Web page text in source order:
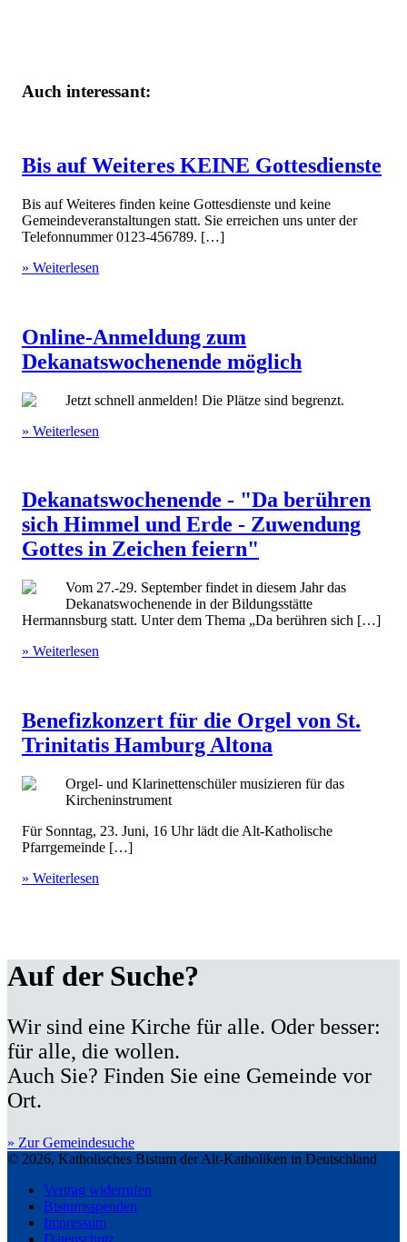
Auch interessant:
Bis auf Weiteres KEINE Gottesdienste
Bis auf Weiteres finden keine Gottesdienste und keine
Gemeindeveranstaltungen statt. Sie erreichen uns unter der
Telefonnummer 0123-456789. […]
» Weiterlesen
Online-Anmeldung zum
Dekanatswochenende möglich
Jetzt schnell anmelden! Die Plätze sind begrenzt.
» Weiterlesen
Dekanatswochenende - "Da berühren
sich Himmel und Erde - Zuwendung
Gottes in Zeichen feiern"
Vom 27.-29. September findet in diesem Jahr das
Dekanatswochenende in der Bildungsstätte
Hermannsburg statt. Unter dem Thema „Da berühren sich […]
» Weiterlesen
Benefizkonzert für die Orgel von St.
Trinitatis Hamburg Altona
Orgel- und Klarinettenschüler musizieren für das
Kircheninstrument
Für Sonntag, 23. Juni, 16 Uhr lädt die Alt-Katholische
Pfarrgemeinde […]
» Weiterlesen
Auf der Suche?
Wir sind eine Kirche für alle. Oder besser:
für alle, die wollen.
Auch Sie? Finden Sie eine Gemeinde vor
Ort.
» Zur Gemeindesuche
© 2026, Katholisches Bistum der Alt-Katholiken in Deutschland
Vertrag widerrufen
Bistumsspenden
Impressum
Datenschutz